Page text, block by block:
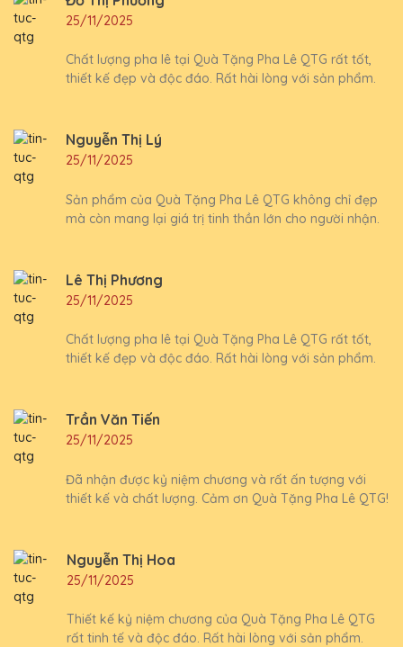
25/11/2025
Chất lượng pha lê tại Quà Tặng Pha Lê QTG rất tốt,
thiết kế đẹp và độc đáo. Rất hài lòng với sản phẩm.
Nguyễn Thị Lý
25/11/2025
Sản phẩm của Quà Tặng Pha Lê QTG không chỉ đẹp
mà còn mang lại giá trị tinh thần lớn cho người nhận.
Lê Thị Phương
25/11/2025
Chất lượng pha lê tại Quà Tặng Pha Lê QTG rất tốt,
thiết kế đẹp và độc đáo. Rất hài lòng với sản phẩm.
Trần Văn Tiến
25/11/2025
Đã nhận được kỷ niệm chương và rất ấn tượng với
thiết kế và chất lượng. Cảm ơn Quà Tặng Pha Lê QTG!
Nguyễn Thị Hoa
25/11/2025
Thiết kế kỷ niệm chương của Quà Tặng Pha Lê QTG
rất tinh tế và độc đáo. Rất hài lòng với sản phẩm.